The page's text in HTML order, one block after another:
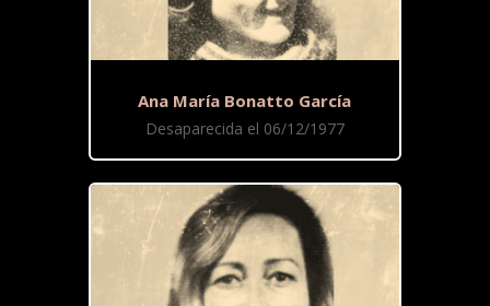
Ana María Bonatto García
Desaparecida el 06/12/1977